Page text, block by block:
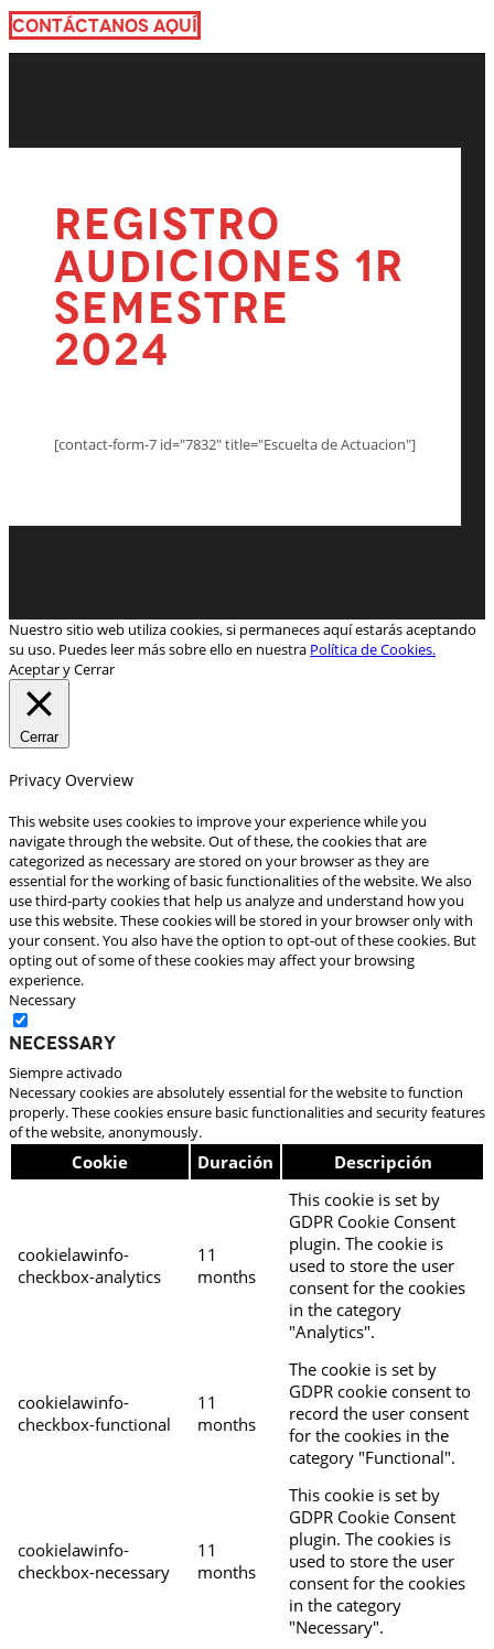
CONTÁCTANOS AQUÍ
Registro
Audiciones 1R
SEMESTRE
2024
[contact-form-7 id="7832" title="Escuelta de Actuacion"]
Nuestro sitio web utiliza cookies, si permaneces aquí estarás aceptando
su uso. Puedes leer más sobre ello en nuestra Política de Cookies.
Aceptar y Cerrar
Cerrar
Privacy Overview
This website uses cookies to improve your experience while you
navigate through the website. Out of these, the cookies that are
categorized as necessary are stored on your browser as they are
essential for the working of basic functionalities of the website. We also
use third-party cookies that help us analyze and understand how you
use this website. These cookies will be stored in your browser only with
your consent. You also have the option to opt-out of these cookies. But
opting out of some of these cookies may affect your browsing
experience.
Necessary
Necessary
Siempre activado
Necessary cookies are absolutely essential for the website to function
properly. These cookies ensure basic functionalities and security features
of the website, anonymously.
Cookie Duración Descripción
cookielawinfo-
checkbox-analytics
11
months
This cookie is set by
GDPR Cookie Consent
plugin. The cookie is
used to store the user
consent for the cookies
in the category
"Analytics".
cookielawinfo-
checkbox-functional
11
months
The cookie is set by
GDPR cookie consent to
record the user consent
for the cookies in the
category "Functional".
cookielawinfo-
checkbox-necessary
11
months
This cookie is set by
GDPR Cookie Consent
plugin. The cookies is
used to store the user
consent for the cookies
in the category
"Necessary".